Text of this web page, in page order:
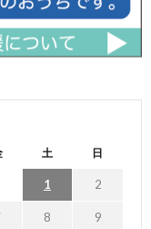
土 日
1 2
8 9